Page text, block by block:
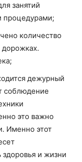
занятий
процедурами;
количество
дежурный
соблюдение
это важно
Именно этот
здоровья и жизни